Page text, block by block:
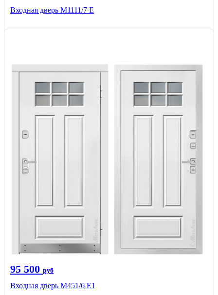
Входная дверь М1111/7 Е
95 500 руб
Входная дверь М451/6 Е1